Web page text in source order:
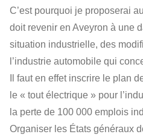
C’est pourquoi je proposerai
doit revenir en Aveyron à une
situation industrielle, des
l’industrie automobile qui
Il faut en effet inscrire le plan
le « tout électrique » pour
la perte de 100 000 emplois
Organiser les États généraux